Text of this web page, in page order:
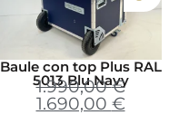
Baule con top Plus RAL
5013 Blu Navy
1.990,00€
1.690,00 €